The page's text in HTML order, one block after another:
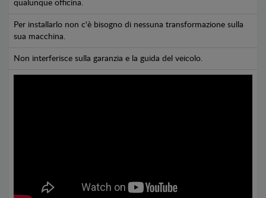
qualunque officina.
Per installarlo non c'è bisogno di nessuna transformazione sulla
sua macchina.
Non interferisce sulla garanzia e la guida del veicolo.